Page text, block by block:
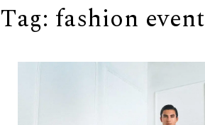
Tag: fashion event